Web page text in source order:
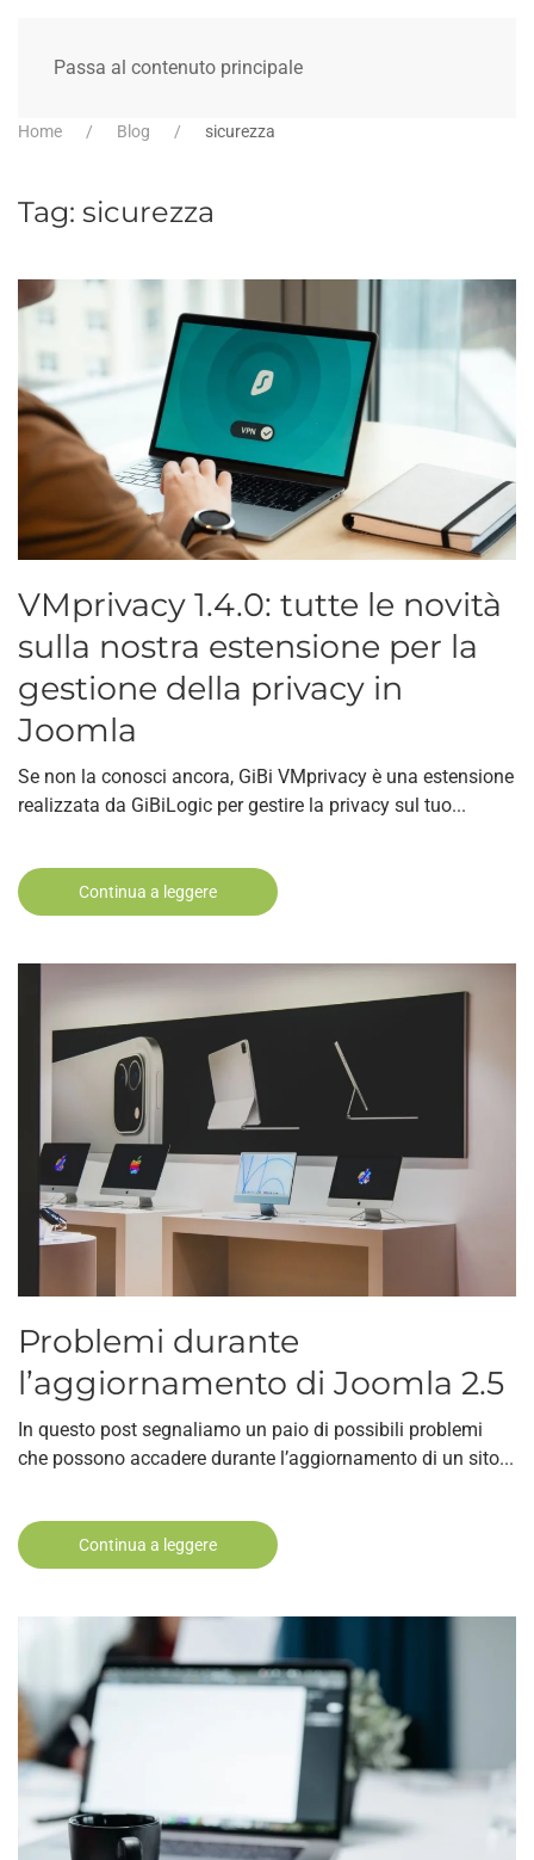
Passa al contenuto principale
Home Blog sicurezza
Tag: sicurezza
VMprivacy 1.4.0: tutte le novità
sulla nostra estensione per la
gestione della privacy in
Joomla
Se non la conosci ancora, GiBi VMprivacy è una estensione
realizzata da GiBiLogic per gestire la privacy sul tuo...
Continua a leggere
Problemi durante
l’aggiornamento di Joomla 2.5
In questo post segnaliamo un paio di possibili problemi
che possono accadere durante l’aggiornamento di un sito...
Continua a leggere